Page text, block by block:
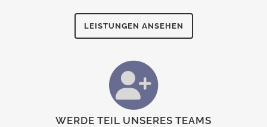
LEISTUNGEN ANSEHEN
WERDE TEIL UNSERES TEAMS